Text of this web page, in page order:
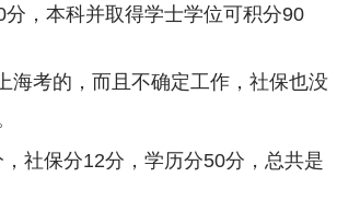
，本科并取得学士学位可积分90
海考的，而且不确定工作，社保也没
社保分12分，学历分50分，总共是